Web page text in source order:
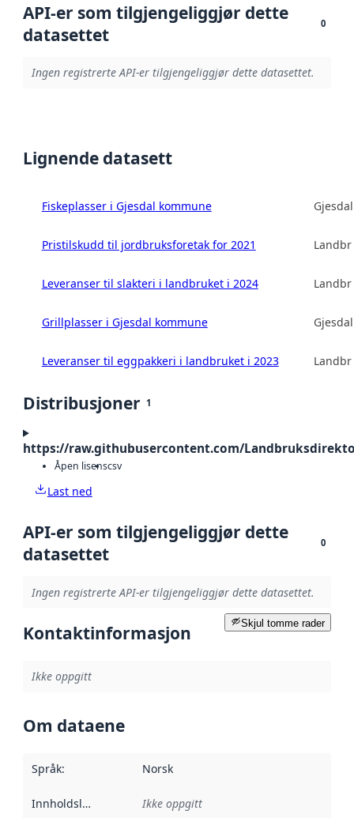
API-er som tilgjengeliggjør dette
datasettet
0
Ingen registrerte API-er tilgjengeliggjør dette datasettet.
Lignende datasett
Fiskeplasser i Gjesdal kommune
Pristilskudd til jordbruksforetak for 2021
Leveranser til slakteri i landbruket i 2024
Grillplasser i Gjesdal kommune
Leveranser til eggpakkeri i landbruket i 2023
Distribusjoner 1
https://raw.githubusercontent.com/
Åpen lisenscsv
Last ned
API-er som tilgjengeliggjør dette
datasettet
0
Ingen registrerte API-er tilgjengeliggjør dette datasettet.
Skjul tomme rader
Kontaktinformasjon
Ikke oppgitt
Om dataene
Språk: Norsk
Innholdsleverandører :
Ikke oppgitt